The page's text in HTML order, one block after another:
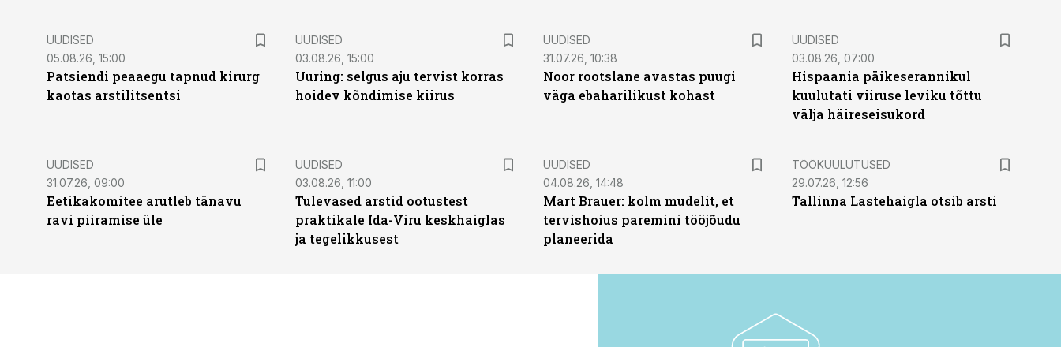
UUDISED
05.08.26, 15:00
Patsiendi peaaegu tapnud kirurg
kaotas arstilitsentsi
UUDISED
03.08.26, 15:00
Uuring: selgus aju tervist korras
hoidev kõndimise kiirus
UUDISED
31.07.26, 10:38
Noor rootslane avastas puugi
väga ebaharilikust kohast
UUDISED
03.08.26, 07:00
Hispaania päikeserannikul
kuulutati viiruse leviku tõttu
välja häireseisukord
UUDISED
31.07.26, 09:00
Eetikakomitee arutleb tänavu
ravi piiramise üle
UUDISED
03.08.26, 11:00
Tulevased arstid ootustest
praktikale Ida-Viru keskhaiglas
ja tegelikkusest
UUDISED
04.08.26, 14:48
Mart Brauer: kolm mudelit, et
tervishoius paremini tööjõudu
planeerida
ST
TÖÖKUULUTUSED
29.07.26, 12:56
Tallinna Lastehaigla otsib arsti